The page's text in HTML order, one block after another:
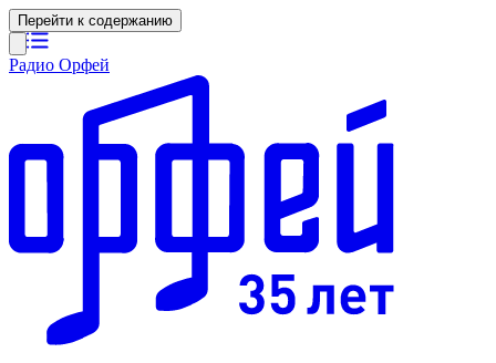
Перейти к содержанию
Радио Орфей